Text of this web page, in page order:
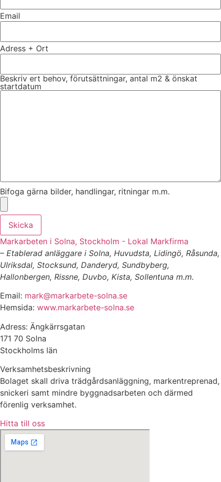
Email
Adress + Ort
Beskriv ert behov, förutsättningar, antal m2 & önskat
startdatum
Bifoga gärna bilder, handlingar, ritningar m.m.
Skicka
Markarbeten i Solna, Stockholm - Lokal Markfirma
– Etablerad anläggare i Solna, Huvudsta, Lidingö, Råsunda,
Ulriksdal, Stocksund, Danderyd, Sundbyberg,
Hallonbergen, Rissne, Duvbo, Kista, Sollentuna m.m.
Email: mark@markarbete-solna.se
Hemsida: www.markarbete-solna.se
Adress: Ängkärrsgatan
171 70 Solna
Stockholms län
Verksamhetsbeskrivning
Bolaget skall driva trädgårdsanläggning, markentreprenad,
snickeri samt mindre byggnadsarbeten och därmed
förenlig verksamhet.
Hitta till oss